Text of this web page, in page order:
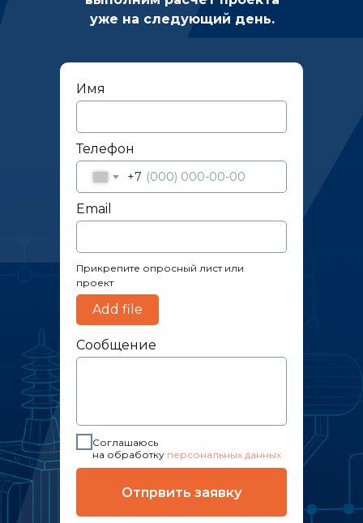
уже на следующий день.
Имя
Телефон
+7
Email
Прикрепите опросный лист или
проект
Add file
Сообщение
Соглашаюсь
на обработку персональных данных
Отпрвить заявку